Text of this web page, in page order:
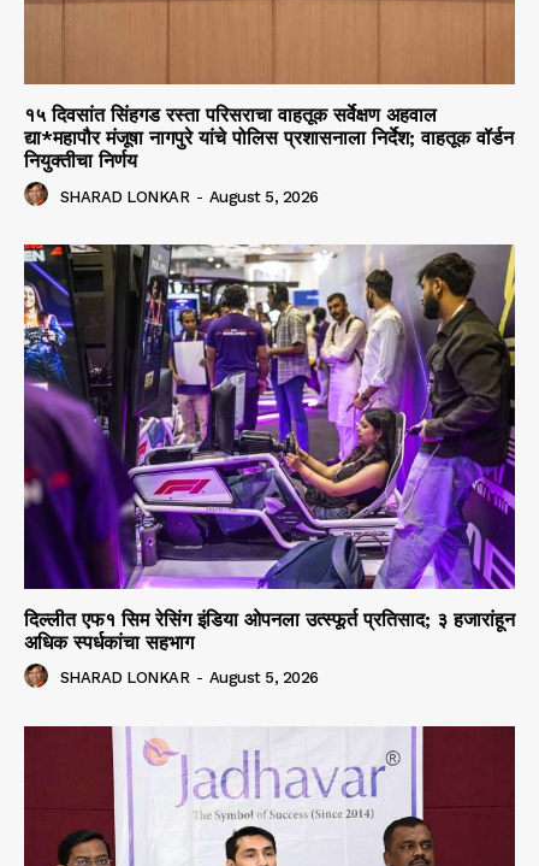
१५ दिवसांत सिंहगड रस्ता परिसराचा वाहतूक सर्वेक्षण अहवाल
द्या*महापौर मंजूषा नागपुरे यांचे पोलिस प्रशासनाला निर्देश; वाहतूक वॉर्डन
नियुक्तीचा निर्णय
SHARAD LONKAR - August 5, 2026
दिल्लीत एफ१ सिम रेसिंग इंडिया ओपनला उत्स्फूर्त प्रतिसाद; ३ हजारांहून
अधिक स्पर्धकांचा सहभाग
SHARAD LONKAR - August 5, 2026